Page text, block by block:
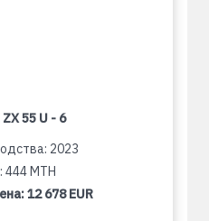
55 U - 6
2023
444 MTH
12 678 EUR